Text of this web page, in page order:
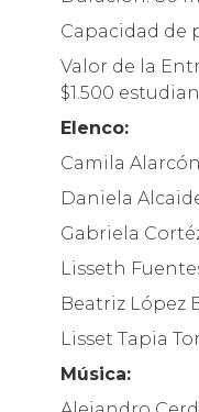
Capacidad de
Valor de la
$1.500
Elenco:
Camila
Daniela
Gabriela
Lisseth
Beatriz López
Lisset Tapia
Música: